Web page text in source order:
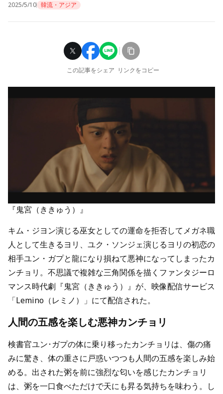
2025/5/10 韓流・アジア
この記事をシェア リンクをコピー
『鬼宮（ききゅう）』
キム・ジヨン演じる巫女としての運命を拒否してメガネ職
人として生きるヨリ、ユク・ソンジェ演じるヨリの初恋の
相手ユン・ガプと龍になり損ねて悪神になってしまったカ
ンチョリ。不思議で複雑な三角関係を描くファンタジーロ
マンス時代劇『鬼宮（ききゅう）』が、映像配信サービス
「Lemino（レミノ）」にて配信された。
人間の五感を楽しむ悪神カンチョリ
検書官ユン･ガプの体に乗り移ったカンチョリは、傷の痛
みに驚き、体の重さに戸惑いつつも人間の五感を楽しみ始
める。出された粥を前に強烈な匂いを感じたカンチョリ
は、粥を一口食べただけで天にも昇る気持ちを味わう。し